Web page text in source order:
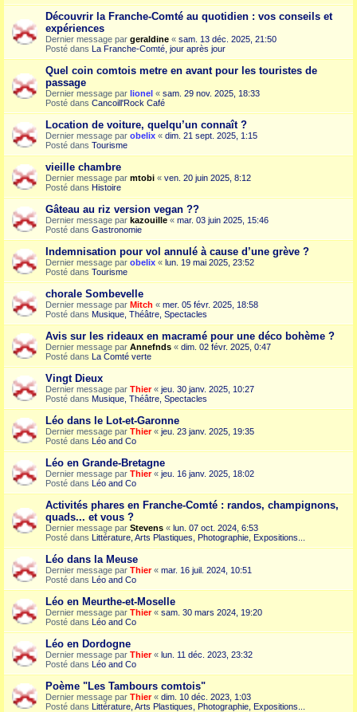
Découvrir la Franche-Comté au quotidien : vos conseils et
expériences
Dernier message par geraldine « sam. 13 déc. 2025, 21:50
Posté dans La Franche-Comté, jour après jour
Quel coin comtois metre en avant pour les touristes de
passage
Dernier message par lionel « sam. 29 nov. 2025, 18:33
Posté dans Cancoill'Rock Café
Location de voiture, quelqu’un connaît ?
Dernier message par obelix « dim. 21 sept. 2025, 1:15
Posté dans Tourisme
vieille chambre
Dernier message par mtobi « ven. 20 juin 2025, 8:12
Posté dans Histoire
Gâteau au riz version vegan ??
Dernier message par kazouille « mar. 03 juin 2025, 15:46
Posté dans Gastronomie
Indemnisation pour vol annulé à cause d’une grève ?
Dernier message par obelix « lun. 19 mai 2025, 23:52
Posté dans Tourisme
chorale Sombevelle
Dernier message par Mitch « mer. 05 févr. 2025, 18:58
Posté dans Musique, Théâtre, Spectacles
Avis sur les rideaux en macramé pour une déco bohème ?
Dernier message par Annefnds « dim. 02 févr. 2025, 0:47
Posté dans La Comté verte
Vingt Dieux
Dernier message par Thier« jeu. 30 janv. 2025, 10:27
Posté dans Musique, Théâtre, Spectacles
Léo dans le Lot-et-Garonne
Dernier message par Thier« jeu. 23 janv. 2025, 19:35
Posté dans Léo and Co
Léo en Grande-Bretagne
Dernier message par Thier« jeu. 16 janv. 2025, 18:02
Posté dans Léo and Co
Activités phares en Franche-Comté : randos, champignons,
quads... et vous ?
Dernier message par Stevens « lun. 07 oct. 2024, 6:53
Posté dans Littérature, Arts Plastiques, Photographie, Expositions...
Léo dans la Meuse
Dernier message par Thier« mar. 16 juil. 2024, 10:51
Posté dans Léo and Co
Léo en Meurthe-et-Moselle
Dernier message par Thier« sam. 30 mars 2024, 19:20
Posté dans Léo and Co
Léo en Dordogne
Dernier message par Thier« lun. 11 déc. 2023, 23:32
Posté dans Léo and Co
Poème "Les Tambours comtois"
Dernier message par Thier« dim. 10 déc. 2023, 1:03
Posté dans Littérature, Arts Plastiques, Photographie, Expositions...